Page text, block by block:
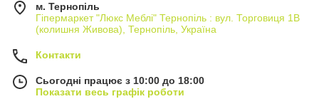
м. Тернопіль
Гіпермаркет "Люкс Меблі" Тернопіль : вул. Торговиця 1В
(колишня Живова), Тернопіль, Україна
Контакти
Сьогодні працює з 10:00 до 18:00
Показати весь графік роботи